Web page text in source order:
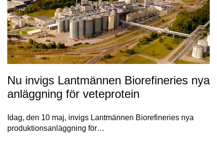
Nu invigs Lantmännen Biorefineries nya
anläggning för veteprotein
Idag, den 10 maj, invigs Lantmännen Biorefineries nya
produktionsanläggning för…